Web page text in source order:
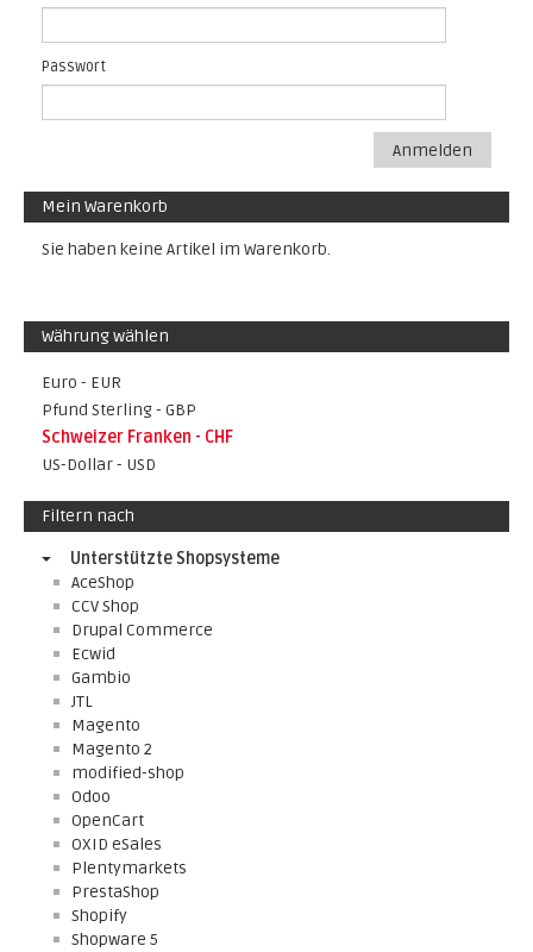
Passwort
Anmelden
Mein Warenkorb
Sie haben keine Artikel im Warenkorb.
Währung wählen
Euro - EUR
Pfund Sterling - GBP
Schweizer Franken - CHF
US-Dollar - USD
Filtern nach
Unterstützte Shopsysteme
AceShop
CCV Shop
Drupal Commerce
Ecwid
Gambio
JTL
Magento
Magento 2
modified-shop
Odoo
OpenCart
OXID eSales
Plentymarkets
PrestaShop
Shopify
Shopware 5